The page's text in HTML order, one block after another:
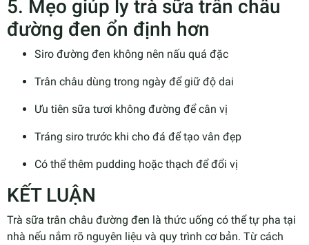
5. Mẹo giúp ly trà sữa trân châu
đường đen ổn định hơn
Siro đường đen không nên nấu quá đặc
Trân châu dùng trong ngày để giữ độ dai
Ưu tiên sữa tươi không đường để cân vị
Tráng siro trước khi cho đá để tạo vân đẹp
Có thể thêm pudding hoặc thạch để đổi vị
KẾT LUẬN
Trà sữa trân châu đường đen là thức uống có thể tự pha tại
nhà nếu nắm rõ nguyên liệu và quy trình cơ bản. Từ cách